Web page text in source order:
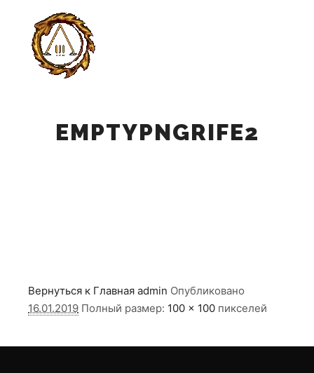
EMPTYPNGRIFE2
Вернуться к Главная admin Опубликовано
16.01.2019 Полный размер: 100 × 100 пикселей